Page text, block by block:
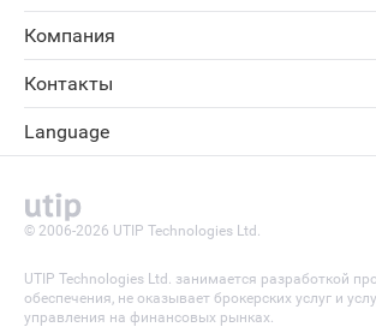
Компания
Контакты
Language
© 2006-2026 UTIP Technologies Ltd.
UTIP Technologies Ltd. занимается разработкой
обеспечения, не оказывает брокерских услуг и
управления на финансовых рынках.